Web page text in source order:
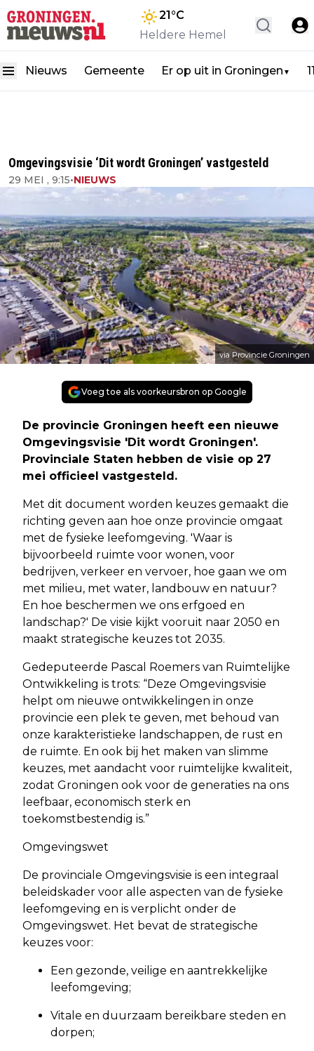
21°C
Heldere Hemel
Nieuws Gemeente Er op uit in Groningen ▼
Omgevingsvisie ‘Dit wordt Groningen’ vastgesteld
29 MEI , 9:15•NIEUWS
via Provincie Groningen
Voeg toe als voorkeursbron op Google
De provincie Groningen heeft een nieuwe
Omgevingsvisie 'Dit wordt Groningen'.
Provinciale Staten hebben de visie op 27
mei officieel vastgesteld.
Met dit document worden keuzes gemaakt die
richting geven aan hoe onze provincie omgaat
met de fysieke leefomgeving. 'Waar is
bijvoorbeeld ruimte voor wonen, voor
bedrijven, verkeer en vervoer, hoe gaan we om
met milieu, met water, landbouw en natuur?
En hoe beschermen we ons erfgoed en
landschap?' De visie kijkt vooruit naar 2050 en
maakt strategische keuzes tot 2035.
Gedeputeerde Pascal Roemers van Ruimtelijke
Ontwikkeling is trots: “Deze Omgevingsvisie
helpt om nieuwe ontwikkelingen in onze
provincie een plek te geven, met behoud van
onze karakteristieke landschappen, de rust en
de ruimte. En ook bij het maken van slimme
keuzes, met aandacht voor ruimtelijke kwaliteit,
zodat Groningen ook voor de generaties na ons
leefbaar, economisch sterk en
toekomstbestendig is.”
Omgevingswet
De provinciale Omgevingsvisie is een integraal
beleidskader voor alle aspecten van de fysieke
leefomgeving en is verplicht onder de
Omgevingswet. Het bevat de strategische
keuzes voor:
Een gezonde, veilige en aantrekkelijke
leefomgeving;
Vitale en duurzaam bereikbare steden en
dorpen;